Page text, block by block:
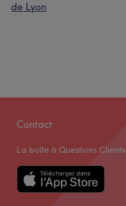
de Lyon
Contact
La boîte à Questions Clients